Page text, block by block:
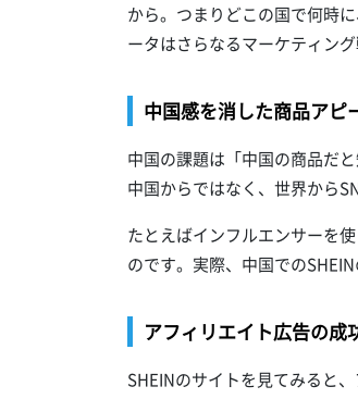
から。つまりどこの国で何時
ータはさらなるマーケティン
中国感を消した商品アピ
中国の課題は「中国の商品だ
中国からではなく、世界から
たとえばインフルエンサーを
のです。実際、中国での
アフィリエイト広告の成
SHEINのサイトを見てみると